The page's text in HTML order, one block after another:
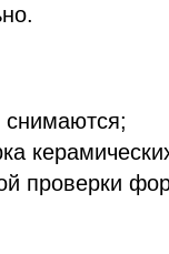
проверки